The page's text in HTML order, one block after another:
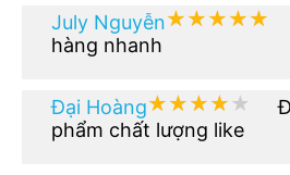
July Nguyễn★★★★★
★★★★★
hàng nhanh
Đại Hoàng★★★★★
★★★★★
phẩm chất lượng like